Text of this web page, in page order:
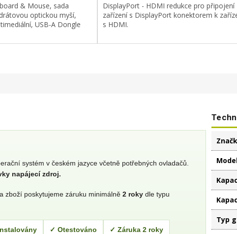
& Mouse, sada
optickou myší,
USB-A Dongle
DisplayPort - HDMI redukce pro připojení
zařízení s DisplayPort konektorem k
s HDMI.
systém v českém jazyce včetně potřebných ovladačů.
napájecí zdroj.
zboží poskytujeme záruku minimálně 2 roky dle typu
✓ Otestováno ✓ Záruka 2 roky
Typ